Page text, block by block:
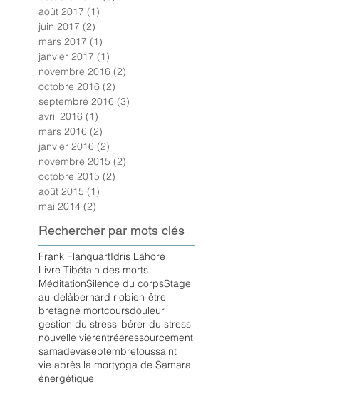
août 2017 (1)
juin 2017 (2)
mars 2017 (1)
janvier 2017 (1)
novembre 2016 (2)
octobre 2016 (2)
septembre 2016 (3)
avril 2016 (1)
mars 2016 (2)
janvier 2016 (2)
novembre 2015 (2)
octobre 2015 (2)
août 2015 (1)
mai 2014 (2)
Rechercher par mots clés
Frank FlanquartIdris Lahore
Livre Tibétain des morts
MéditationSilence du corpsStage
au-delàbernard riobien-être
bretagne mortcoursdouleur
gestion du stresslibérer du stress
nouvelle vierentréeressourcement
samadevaseptembretoussaint
vie après la mortyoga de Samara
énergétique